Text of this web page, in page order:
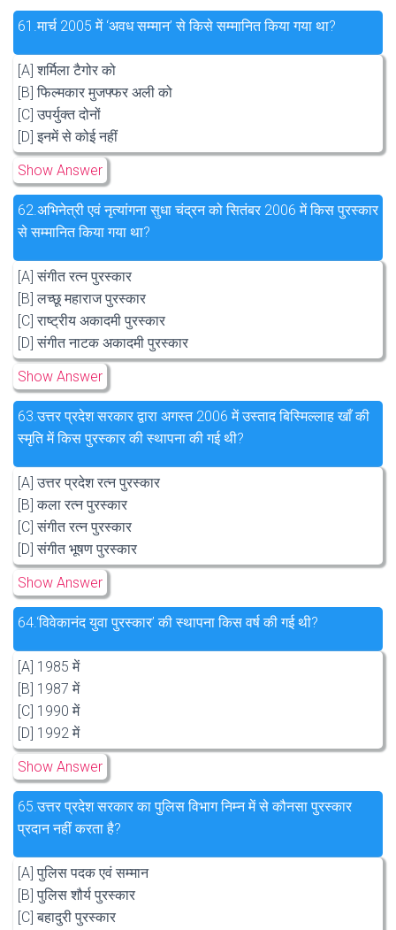
61.मार्च 2005 में ‘अवध सम्मान’ से किसे सम्मानित किया गया था?
[A] शर्मिला टैगोर को
[B] फिल्मकार मुजफ्फर अली को
[C] उपर्युक्त दोनों
[D] इनमें से कोई नहीं
Show Answer
62.अभिनेत्री एवं नृत्यांगना सुधा चंद्रन को सितंबर 2006 में किस पुरस्कार
से सम्मानित किया गया था?
[A] संगीत रत्न पुरस्कार
[B] लच्छू महाराज पुरस्कार
[C] राष्ट्रीय अकादमी पुरस्कार
[D] संगीत नाटक अकादमी पुरस्कार
Show Answer
63.उत्तर प्रदेश सरकार द्वारा अगस्त 2006 में उस्ताद बिस्मिल्लाह खाँ की
स्मृति में किस पुरस्कार की स्थापना की गई थी?
[A] उत्तर प्रदेश रत्न पुरस्कार
[B] कला रत्न पुरस्कार
[C] संगीत रत्न पुरस्कार
[D] संगीत भूषण पुरस्कार
Show Answer
64.‘विवेकानंद युवा पुरस्कार’ की स्थापना किस वर्ष की गई थी?
[A] 1985 में
[B] 1987 में
[C] 1990 में
[D] 1992 में
Show Answer
65.उत्तर प्रदेश सरकार का पुलिस विभाग निम्न में से कौनसा पुरस्कार
प्रदान नहीं करता है?
[A] पुलिस पदक एवं सम्मान
[B] पुलिस शौर्य पुरस्कार
[C] बहादुरी पुरस्कार